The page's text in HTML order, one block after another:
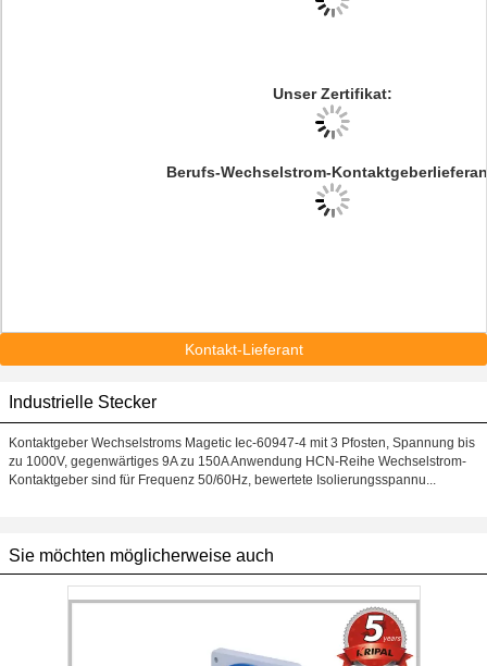
Unser Zertifikat:
Berufs-Wechselstrom-
Kontakt-Lieferant
Industrielle Stecker
Kontaktgeber Wechselstroms Magetic Iec-60947-4 mit 3 Pfosten, Spannung bis
zu 1000V, gegenwärtiges 9A zu 150A Anwendung HCN-Reihe Wechselstrom-
Kontaktgeber sind für Frequenz 50/60Hz, bewertete Isolierungsspannu...
Sie möchten möglicherweise auch